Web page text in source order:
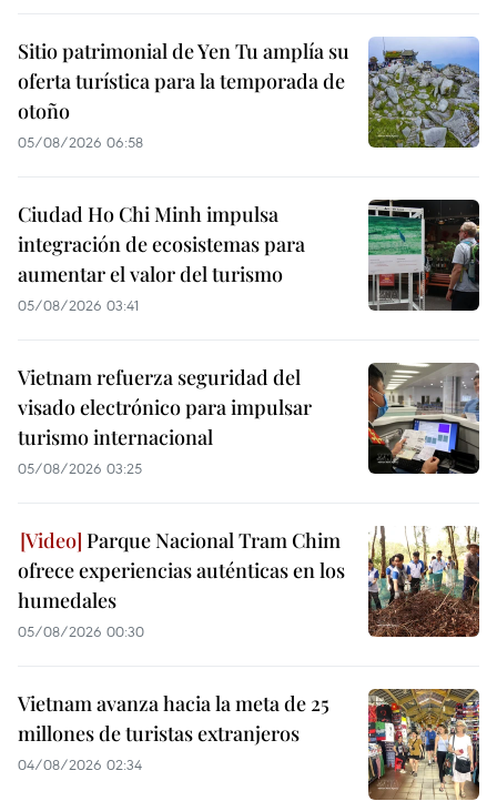
Sitio patrimonial de Yen Tu amplía su
oferta turística para la temporada de
otoño
05/08/2026 06:58
Ciudad Ho Chi Minh impulsa
integración de ecosistemas para
aumentar el valor del turismo
05/08/2026 03:41
Vietnam refuerza seguridad del
visado electrónico para impulsar
turismo internacional
05/08/2026 03:25
Parque Nacional Tram Chim
ofrece experiencias auténticas en los
humedales
05/08/2026 00:30
Vietnam avanza hacia la meta de 25
millones de turistas extranjeros
04/08/2026 02:34